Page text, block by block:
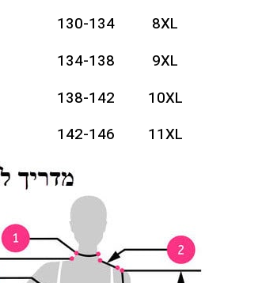
8XL
130-134
9XL
134-138
10XL
138-142
11XL
142-146